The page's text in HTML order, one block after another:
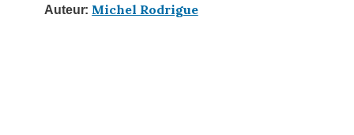
Auteur: Michel Rodrigue